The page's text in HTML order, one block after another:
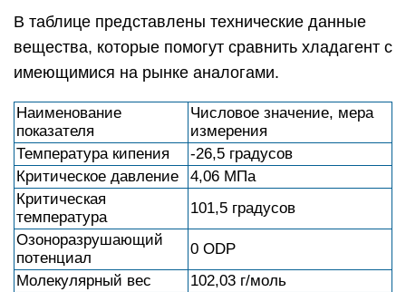
В таблице представлены технические данные
вещества, которые помогут сравнить хладагент с
имеющимися на рынке аналогами.
Наименование
показателя
Числовое значение, мера
измерения
Температура кипения
-26,5 градусов
Критическое давление
4,06 МПа
Критическая
температура
101,5 градусов
Озоноразрушающий
потенциал
0 ODP
Молекулярный вес
102,03 г/моль